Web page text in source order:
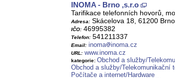
INOMA - Brno ,s.r.o
Tarifikace telefonních hovorů,
Adresa: Skácelova 18, 61200 Brno
IČO: 46995382
Telefon: 541211337
Email: inoma inoma.cz
URL: www.inoma.cz
kategorie: Obchod a služby/
Obchod a služby/Telekomunikační
Počítače a internet/Hardware